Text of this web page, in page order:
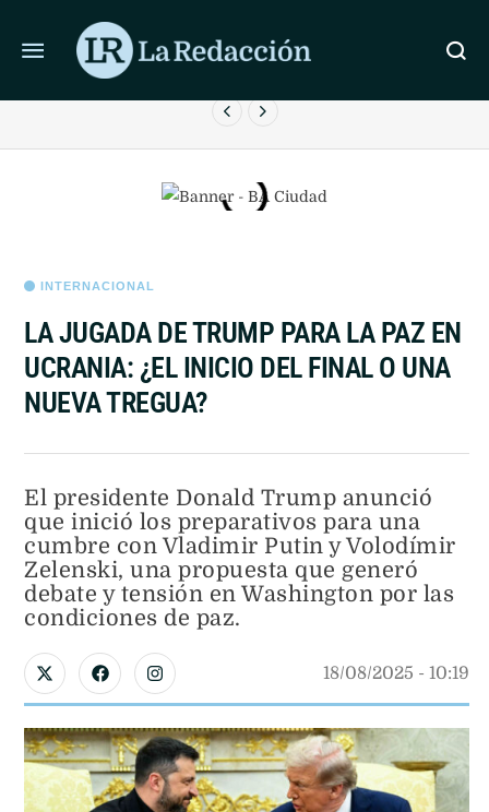
ÚLTIMAS NOTICIAS
LA INDUSTRIA SUBIÓ 0,9% Y LA CONSTRUCCIÓN CAYÓ
INTERNACIONAL
LA JUGADA DE TRUMP PARA LA PAZ EN
UCRANIA: ¿EL INICIO DEL FINAL O UNA
NUEVA TREGUA?
El presidente Donald Trump anunció
que inició los preparativos para una
cumbre con Vladimir Putin y Volodímir
Zelenski, una propuesta que generó
debate y tensión en Washington por las
condiciones de paz.
18/08/2025 - 10:19